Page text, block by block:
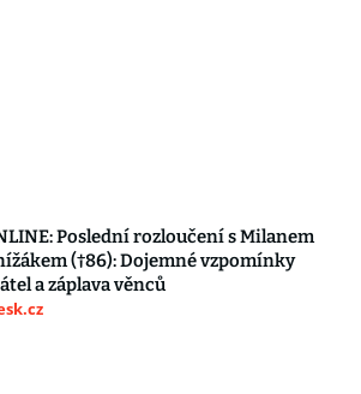
Poslední rozloučení s Milanem
(†86): Dojemné vzpomínky
a záplava věnců